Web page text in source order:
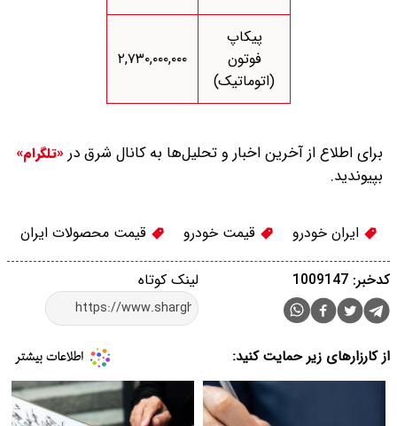
پیکاپ
فوتون
(اتوماتیک)
۲,۷۳۰,۰۰۰,۰۰۰
برای اطلاع از آخرین اخبار و تحلیل‌ها به کانال شرق در «تلگرام»
بپیوندید.
ایران خودرو قیمت خودرو قیمت محصولات ایران
لینک کوتاه کدخبر: 1009147
از کارزارهای زیر حمایت کنید: